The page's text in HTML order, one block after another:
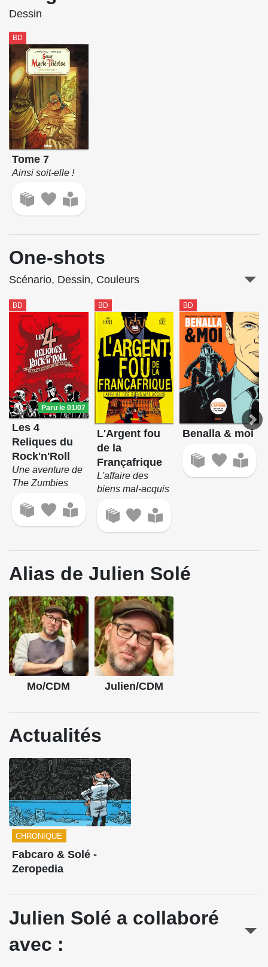
Dessin
BD
Tome 7
Ainsi soit-elle !
One-shots
Scénario, Dessin, Couleurs
BD
Paru le 01/07
Les 4
Reliques du
Rock'n'Roll
Une aventure de
The Zumbies
BD
L'Argent fou
de la
Françafrique
L'affaire des
biens mal-acquis
BD
Benalla & moi
Alias de Julien Solé
Mo/CDM Julien/CDM
Actualités
CHRONIQUE
Fabcaro & Solé -
Zeropedia
Julien Solé a collaboré
avec :